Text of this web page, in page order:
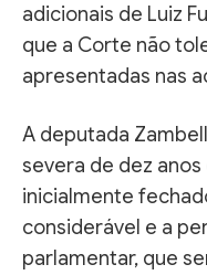
adicionais de Luiz
que a Corte não
apresentadas nas
A deputada
severa de dez
inicialmente
considerável e a
parlamentar, que